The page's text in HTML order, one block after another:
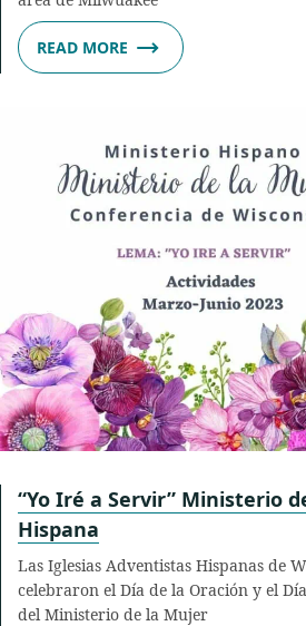
READ MORE
“Yo Iré a Servir” Ministerio
Hispana
Las Iglesias Adventistas Hispanas de
celebraron el Día de la Oración y el
del Ministerio de la Mujer